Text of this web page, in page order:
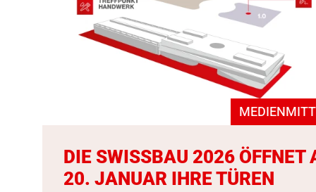
DIE SWISSBAU 2026 ÖFFNET
20. JANUAR IHRE TÜREN